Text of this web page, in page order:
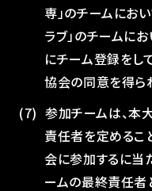
専」のチームにおい
ラブ」のチームに
にチーム登録をし
協会の同意を得ら
参加チームは、本
責任者を定めるこ
会に参加するに当
ームの最終責任者